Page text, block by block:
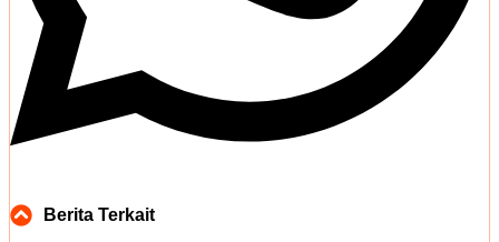
Berita Terkait